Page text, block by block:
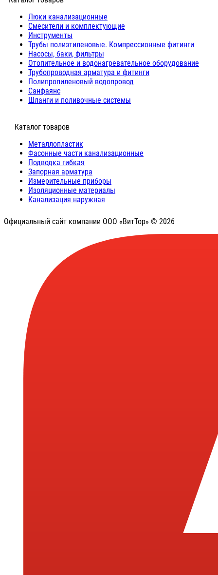
Люки канализационные
Cмесители и комплектующие
Инструменты
Трубы полиэтиленовые. Компрессионные фитинги
Насосы, баки, фильтры
Отопительное и водонагревательное оборудование
Трубопроводная арматура и фитинги
Полипропиленовый водопровод
Санфаянс
Шланги и поливочные системы
⠀Каталог товаров
Металлопластик
Фасонные части канализационные
Подводка гибкая
Запорная арматура
Измерительные приборы
Изоляционные материалы
Канализация наружная
Официальный сайт компании ООО «ВитТор» © 2026